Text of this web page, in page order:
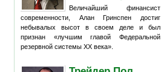
Величайший финансист
современности, Алан Гринспен достиг
небывалых высот в своем деле и был
признан «лучшим главой Федеральной
резервной системы XX века».